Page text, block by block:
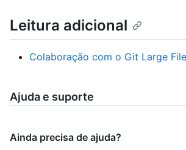
Leitura adicional
Colaboração com o Git Large
Ajuda e suporte
Ainda precisa de ajuda?